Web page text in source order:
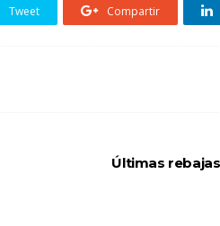
Tweet Compartir
Últimas